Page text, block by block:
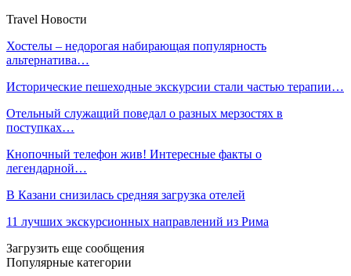
Travel Новости
Хостелы – недорогая набирающая популярность
альтернатива…
Исторические пешеходные экскурсии стали частью терапии…
Отельный служащий поведал о разных мерзостях в
поступках…
Кнопочный телефон жив! Интересные факты о
легендарной…
В Казани снизилась средняя загрузка отелей
11 лучших экскурсионных направлений из Рима
Загрузить еще сообщения
Популярные категории